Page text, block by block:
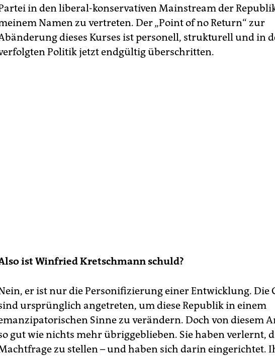
in den liberal-konservativen Mainstream der
Namen zu vertreten. Der „Point of no Return“ zur
dieses Kurses ist personell, strukturell und in
Politik jetzt endgültig überschritten.
ist Winfried Kretschmann schuld?
er ist nur die Personifizierung einer Entwicklung. Die
ursprünglich angetreten, um diese Republik in einem
Sinne zu verändern. Doch von diesem
gut wie nichts mehr übriggeblieben. Sie haben verlernt,
zu stellen – und haben sich darin eingerichtet.